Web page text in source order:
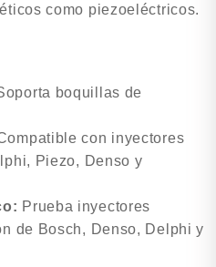
como piezoeléctricos.
boquillas de
con inyectores
Piezo, Denso y
Prueba inyectores
de Bosch, Denso, Delphi y